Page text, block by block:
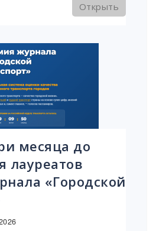
Открыть
месяца до
лауреатов
«Городской